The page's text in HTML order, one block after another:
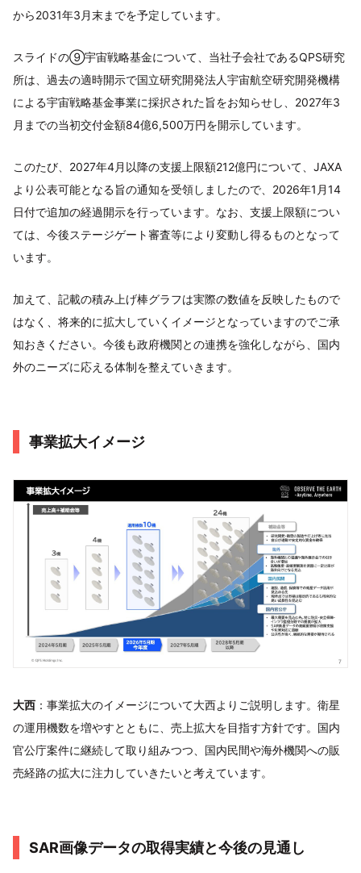
から2031年3月末までを予定しています。
スライドの⑨宇宙戦略基金について、当社子会社であるQPS研究
所は、過去の適時開示で国立研究開発法人宇宙航空研究開発機構
による宇宙戦略基金事業に採択された旨をお知らせし、2027年3
月までの当初交付金額84億6,500万円を開示しています。
このたび、2027年4月以降の支援上限額212億円について、JAXA
より公表可能となる旨の通知を受領しましたので、2026年1月14
日付で追加の経過開示を行っています。なお、支援上限額につい
ては、今後ステージゲート審査等により変動し得るものとなって
います。
加えて、記載の積み上げ棒グラフは実際の数値を反映したもので
はなく、将来的に拡大していくイメージとなっていますのでご承
知おきください。今後も政府機関との連携を強化しながら、国内
外のニーズに応える体制を整えていきます。
事業拡大イメージ
大西 ：事業拡大のイメージについて大西よりご説明します。衛星
の運用機数を増やすとともに、売上拡大を目指す方針です。国内
官公庁案件に継続して取り組みつつ、国内民間や海外機関への販
売経路の拡大に注力していきたいと考えています。
SAR画像データの取得実績と今後の見通し